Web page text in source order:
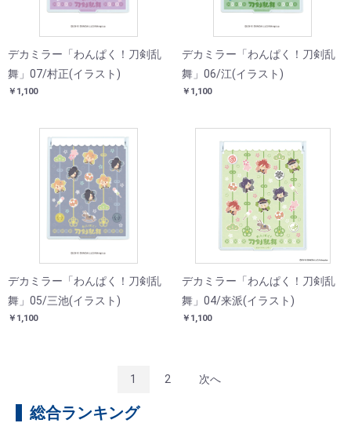
デカミラー「わんぱく！刀剣乱
舞」07/村正(イラスト)
￥1,100
デカミラー「わんぱく！刀剣乱
舞」06/江(イラスト)
￥1,100
デカミラー「わんぱく！刀剣乱
舞」05/三池(イラスト)
￥1,100
デカミラー「わんぱく！刀剣乱
舞」04/来派(イラスト)
￥1,100
1 2 次へ
総合ランキング